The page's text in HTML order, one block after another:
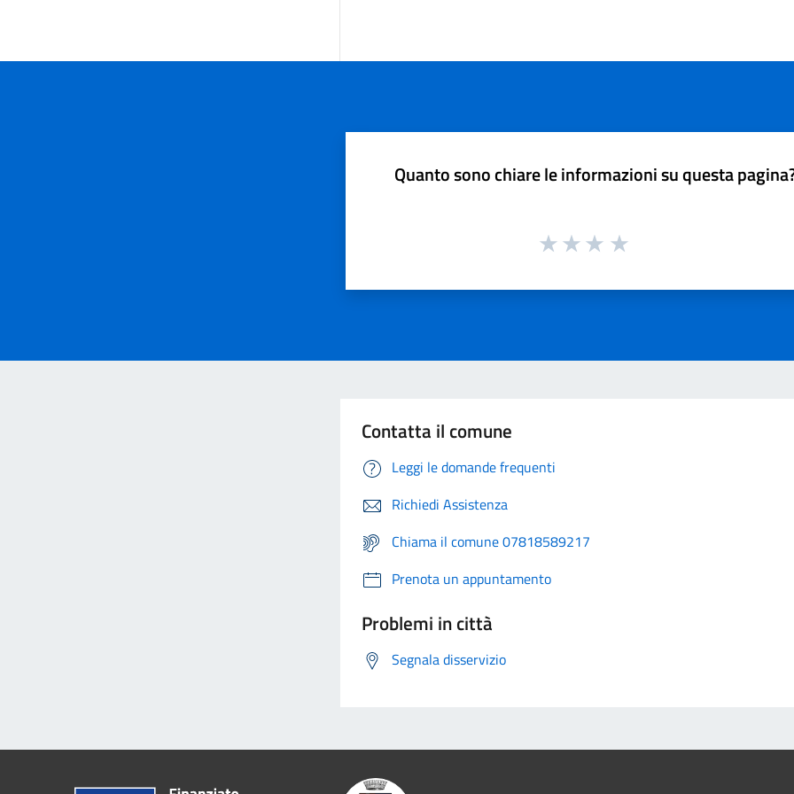
Quanto sono chiare le informazioni su questa
Contatta il comune
Leggi le domande frequenti
Richiedi Assistenza
Chiama il comune 07818589217
Prenota un appuntamento
Problemi in città
Segnala disservizio